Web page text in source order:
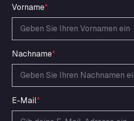
ARAL Autohof Preis
Schellweilerstraße 1, 66871
ARAL Tankstelle - XXL
GmbH
Ardleigh South Services
a120 westbound, CO77SL
Area 47 Hermanos Rico
Autovia A4 km 47, 28300
Vorname*
Nachname*
E-Mail*